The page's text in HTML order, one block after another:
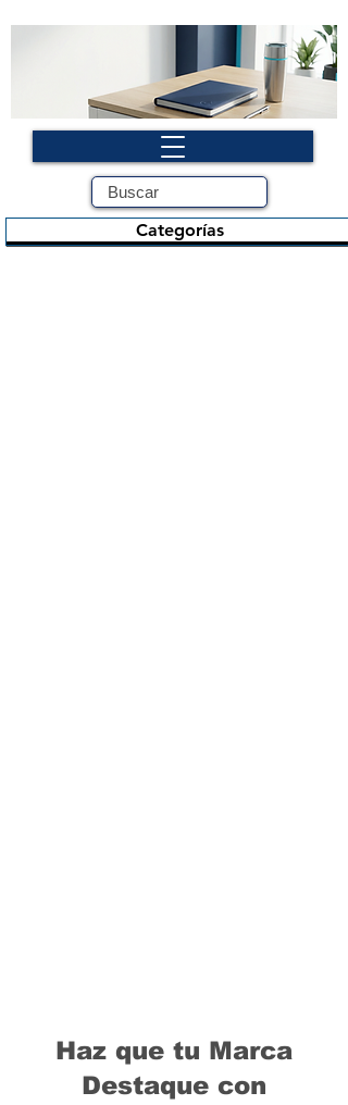
Categorías
Haz que tu Marca
Destaque con